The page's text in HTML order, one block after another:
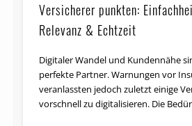
Versicherer punk­ten:
Relevanz & Echtzeit
Digitaler Wandel und Kundennähe
perfekte Partner. Warnungen vor
veranlassten jedoch zuletzt einige
vorschnell zu digitalisieren. Die